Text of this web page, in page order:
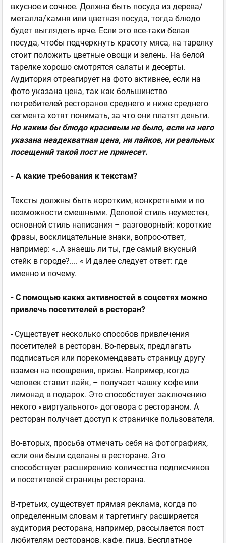
вкусное и сочное. Должна быть посуда из дерева/
металла/камня или цветная посуда, тогда блюдо
будет выглядеть ярче. Если это все-таки белая
посуда, чтобы подчеркнуть красоту мяса, на тарелку
стоит положить цветные овощи и зелень. На белой
тарелке хорошо смотрятся салаты и десерты.
Аудитория отреагирует на фото активнее, если на
фото указана цена, так как большинство
потребителей ресторанов среднего и ниже среднего
сегмента хотят понимать, за что они платят деньги.
Но каким бы блюдо красивым не было, если на него
указана неадекватная цена, ни лайков, ни реальных
посещений такой пост не принесет.
- А какие требования к текстам?
Тексты должны быть коротким, конкретными и по
возможности смешными. Деловой стиль неуместен,
основной стиль написания – разговорный: короткие
фразы, восклицательные знаки, вопрос-ответ,
например: «..А знаешь ли ты, где самый вкусный
стейк в городе?.... « И далее следует ответ: где
именно и почему.
- С помощью каких активностей в соцсетях можно
привлечь посетителей в ресторан?
- Существует несколько способов привлечения
посетителей в ресторан. Во-первых, предлагать
подписаться или порекомендавать страницу другу
взамен на поощрения, призы. Например, когда
человек ставит лайк, – получает чашку кофе или
лимонад в подарок. Это способствует заключению
некого «виртуального» договора с рестораном. А
ресторан получает доступ к страничке пользователя.
Во-вторых, просьба отмечать себя на фотографиях,
если они были сделаны в ресторане. Это
способствует расширению количества подписчиков
и посетителей страницы ресторана.
В-третьих, существует прямая реклама, когда по
определенным словам и таргетингу расширяется
аудитория ресторана, например, рассылается пост
любителям ресторанов, кафе, пица. Бесплатное